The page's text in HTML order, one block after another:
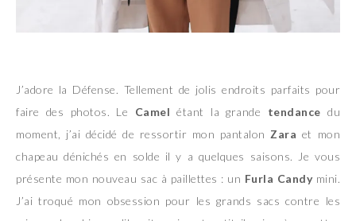
J’adore la Défense. Tellement de jolis endroits parfaits pour
faire des photos. Le Camel étant la grande tendance du
moment, j’ai décidé de ressortir mon pantalon Zara et mon
chapeau dénichés en solde il y a quelques saisons. Je vous
présente mon nouveau sac à paillettes : un Furla Candymini.
J’ai troqué mon obsession pour les grands sacs contre les